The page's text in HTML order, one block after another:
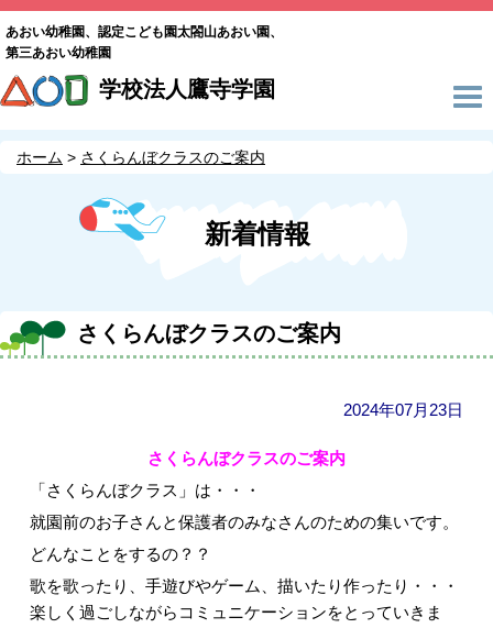
あおい幼稚園、認定こども園太閤山あおい園、
第三あおい幼稚園
学校法人鷹寺学園
ホーム さくらんぼクラスのご案内
新着情報
さくらんぼクラスのご案内
2024年07月23日
さくらんぼクラスのご案内
「さくらんぼクラス」は・・・
就園前のお子さんと保護者のみなさんのための集いです。
どんなことをするの？？
歌を歌ったり、手遊びやゲーム、描いたり作ったり・・・
楽しく過ごしながらコミュニケーションをとっていきま